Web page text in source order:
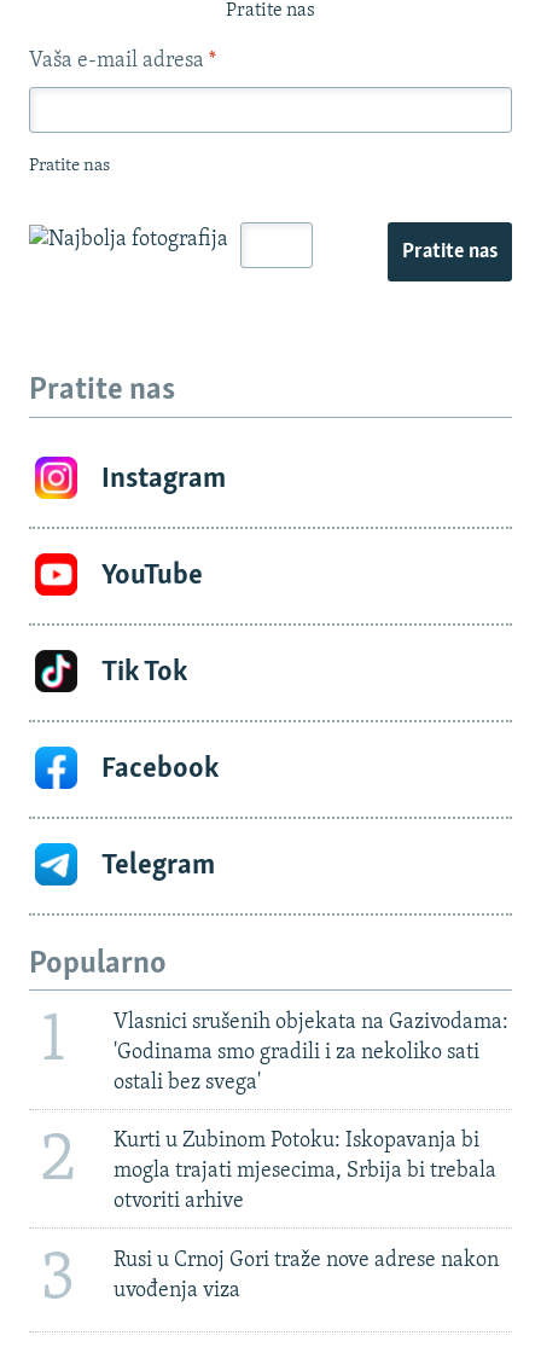
Pratite nas
Vaša e-mail adresa *
Pratite nas
Pratite nas
Pratite nas
Instagram
YouTube
Tik Tok
Facebook
Telegram
Popularno
1
Vlasnici srušenih objekata na Gazivodama:
'Godinama smo gradili i za nekoliko sati
ostali bez svega'
2
Kurti u Zubinom Potoku: Iskopavanja bi
mogla trajati mjesecima, Srbija bi trebala
otvoriti arhive
3
Rusi u Crnoj Gori traže nove adrese nakon
uvođenja viza